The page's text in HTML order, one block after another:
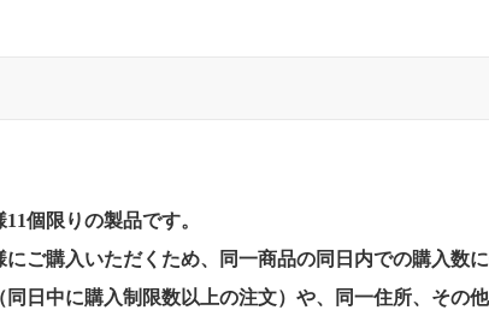
個限りの製品です。
ご購入いただくため、同一商品の同日内での購入数
日中に購入制限数以上の注文）や、同一住所、そ